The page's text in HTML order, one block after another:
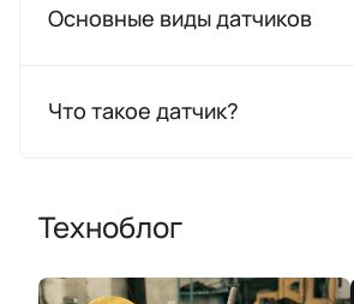
Основные виды датчиков
Что такое датчик?
Техноблог